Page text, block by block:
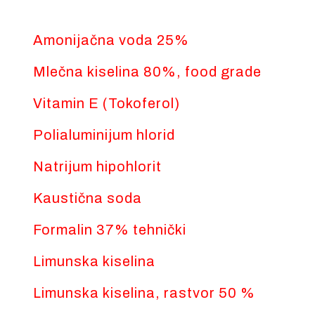
Amonijačna voda 25%
Mlečna kiselina 80%, food grade
Vitamin E (Tokoferol)
Polialuminijum hlorid
Natrijum hipohlorit
Kaustična soda
Formalin 37% tehnički
Limunska kiselina
Limunska kiselina, rastvor 50 %